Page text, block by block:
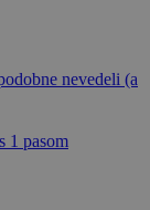
nevedeli (a
1 pasom